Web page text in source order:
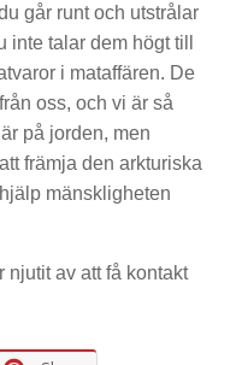
går runt och utstrålar
talar dem högt till
i mataffären. De
oss, och vi är så
på jorden, men
främja den arkturiska
mänskligheten
njutit av att få kontakt